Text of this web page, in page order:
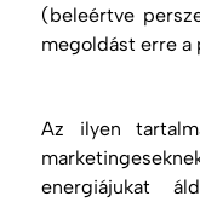
(beleértve
megoldást erre a
Az ilyen
energiájukat